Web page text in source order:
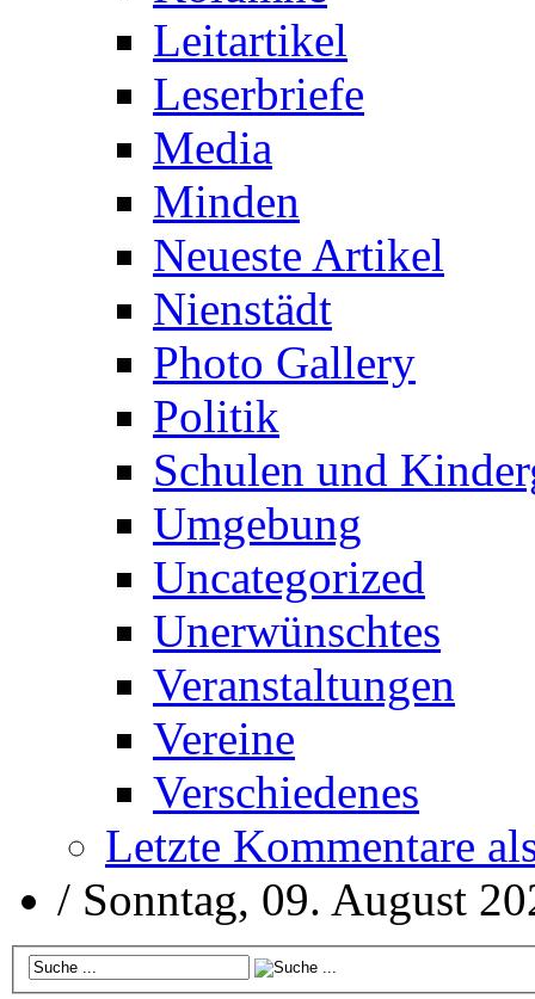
Leitartikel
Leserbriefe
Media
Minden
Neueste Artikel
Nienstädt
Photo Gallery
Politik
Schulen und
Umgebung
Uncategorized
Unerwünschtes
Veranstaltungen
Vereine
Verschiedenes
Letzte Kommentare
/ Sonntag, 09. August